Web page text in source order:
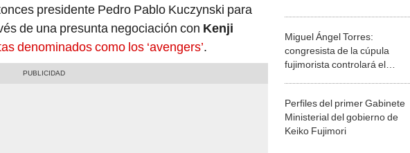
presidente Pedro Pablo Kuczynski para
de una presunta negociación con Kenji
denominados como los ‘avengers’.
Miguel Ángel Torres:
congresista de la cúpula
fujimorista controlará el
Perfiles del primer Gabinete
Ministerial del gobierno de
Keiko Fujimori